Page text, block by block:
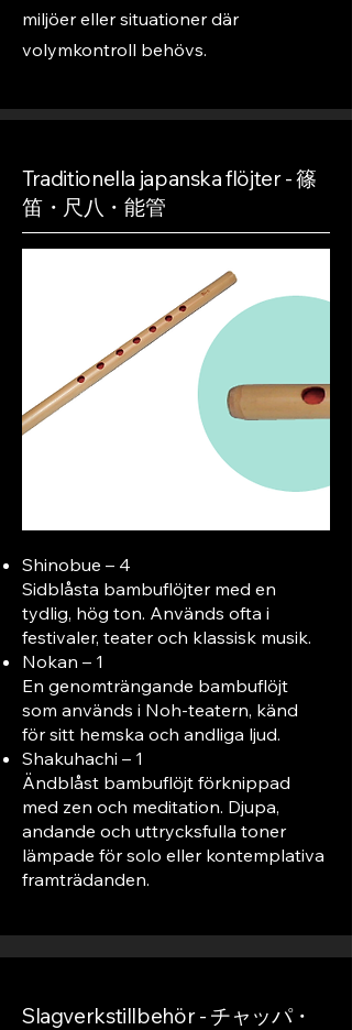
miljöer eller situationer där
volymkontroll behövs.
Traditionella japanska flöjter - 篠
笛・尺八・能管
Shinobue – 4
Sidblåsta bambuflöjter med en
tydlig, hög ton. Används ofta i
festivaler, teater och klassisk musik.
Nokan – 1
En genomträngande bambuflöjt
som används i Noh-teatern, känd
för sitt hemska och andliga ljud.
Shakuhachi – 1
Ändblåst bambuflöjt förknippad
med zen och meditation. Djupa,
andande och uttrycksfulla toner
lämpade för solo eller kontemplativa
framträdanden.
Slagverkstillbehör - チャッパ・